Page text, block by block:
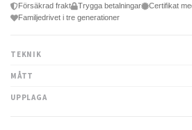
Försäkrad frakt Trygga betalningar
Certifikat
Familjedrivet i tre generationer
TEKNIK
MÅTT
UPPLAGA